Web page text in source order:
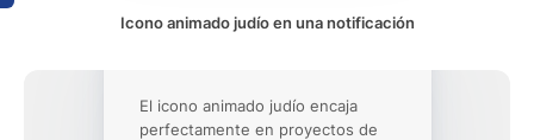
Icono animado judío en una notificación
El icono animado judío encaja
perfectamente en proyectos de